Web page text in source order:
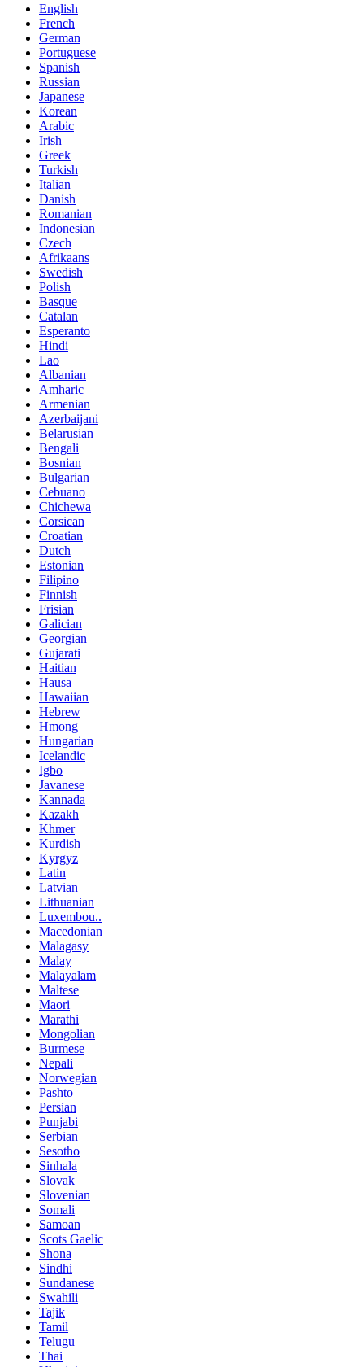
English
French
German
Portuguese
Spanish
Russian
Japanese
Korean
Arabic
Irish
Greek
Turkish
Italian
Danish
Romanian
Indonesian
Czech
Afrikaans
Swedish
Polish
Basque
Catalan
Esperanto
Hindi
Lao
Albanian
Amharic
Armenian
Azerbaijani
Belarusian
Bengali
Bosnian
Bulgarian
Cebuano
Chichewa
Corsican
Croatian
Dutch
Estonian
Filipino
Finnish
Frisian
Galician
Georgian
Gujarati
Haitian
Hausa
Hawaiian
Hebrew
Hmong
Hungarian
Icelandic
Igbo
Javanese
Kannada
Kazakh
Khmer
Kurdish
Kyrgyz
Latin
Latvian
Lithuanian
Luxembou..
Macedonian
Malagasy
Malay
Malayalam
Maltese
Maori
Marathi
Mongolian
Burmese
Nepali
Norwegian
Pashto
Persian
Punjabi
Serbian
Sesotho
Sinhala
Slovak
Slovenian
Somali
Samoan
Scots Gaelic
Shona
Sindhi
Sundanese
Swahili
Tajik
Tamil
Telugu
Thai